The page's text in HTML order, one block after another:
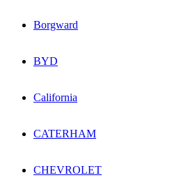
Borgward
BYD
California
CATERHAM
CHEVROLET